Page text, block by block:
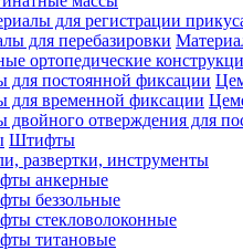
для регистрации
Штифты
развертки, инструменты
анкерные
беззольные
стекловолоконные
титановые